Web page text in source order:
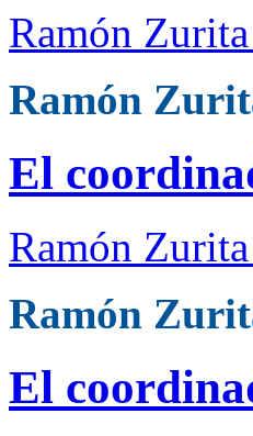
Ramón
Ramón
El
Ramón
Ramón
El